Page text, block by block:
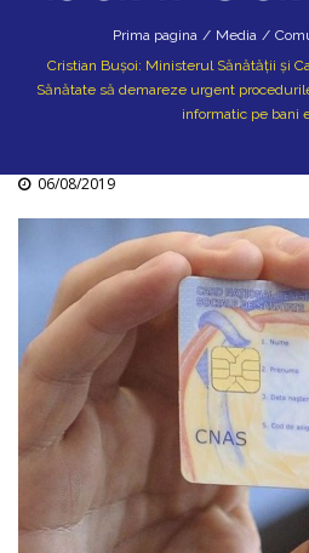
Prima pagina / Media /
Cristian Bușoi: Ministerul Sănătății și
Sănătate să demareze urgent
informatic pe bani
06/08/2019